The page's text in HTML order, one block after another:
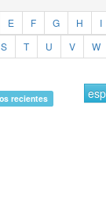
E F G H I
S T U V W
recientes